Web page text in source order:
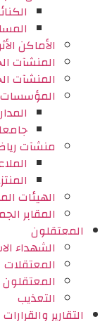
الأماكن
المنشآت
المنشآت
المؤسسات
منشآت
الهيئات
المقابر
المعتقلون
الشهداء
المعتقلات
المعتقلون
التعذيب
التقارير والقرارات